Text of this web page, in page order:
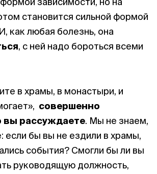
становится сильной формой
как любая болезнь, она
, с ней надо бороться всеми
в храмы, в монастыри, и
совершенно
вы рассуждаете. Мы не знаем,
если бы вы не ездили в храмы,
события? Смогли бы ли вы
руководящую должность,